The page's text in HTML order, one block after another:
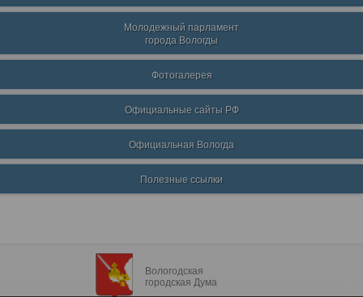
Молодежный парламент
города Вологды
Фотогалерея
Официальные сайты РФ
Официальная Вологда
Полезные ссылки
Вологодская
городская Дума